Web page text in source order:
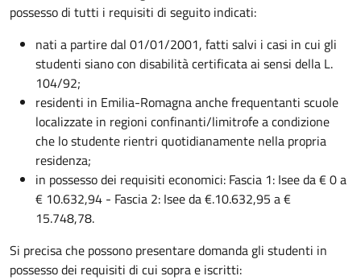
possesso di tutti i requisiti di seguito indicati:
nati a partire dal 01/01/2001, fatti salvi i casi in cui gli
studenti siano con disabilità certificata ai sensi della L.
104/92;
residenti in Emilia-Romagna anche frequentanti scuole
localizzate in regioni confinanti/limitrofe a condizione
che lo studente rientri quotidianamente nella propria
residenza;
in possesso dei requisiti economici: Fascia 1: Isee da € 0 a
€ 10.632,94 - Fascia 2: Isee da €.10.632,95 a €
15.748,78.
Si precisa che possono presentare domanda gli studenti in
possesso dei requisiti di cui sopra e iscritti: